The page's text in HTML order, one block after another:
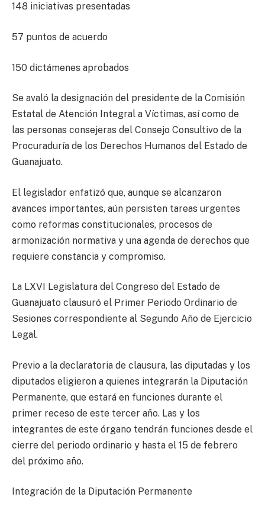
148 iniciativas presentadas
57 puntos de acuerdo
150 dictámenes aprobados
Se avaló la designación del presidente de la Comisión
Estatal de Atención Integral a Víctimas, así como de
las personas consejeras del Consejo Consultivo de la
Procuraduría de los Derechos Humanos del Estado de
Guanajuato.
El legislador enfatizó que, aunque se alcanzaron
avances importantes, aún persisten tareas urgentes
como reformas constitucionales, procesos de
armonización normativa y una agenda de derechos que
requiere constancia y compromiso.
La LXVI Legislatura del Congreso del Estado de
Guanajuato clausuró el Primer Periodo Ordinario de
Sesiones correspondiente al Segundo Año de Ejercicio
Legal.
Previo a la declaratoria de clausura, las diputadas y los
diputados eligieron a quienes integrarán la Diputación
Permanente, que estará en funciones durante el
primer receso de este tercer año. Las y los
integrantes de este órgano tendrán funciones desde el
cierre del periodo ordinario y hasta el 15 de febrero
del próximo año.
Integración de la Diputación Permanente